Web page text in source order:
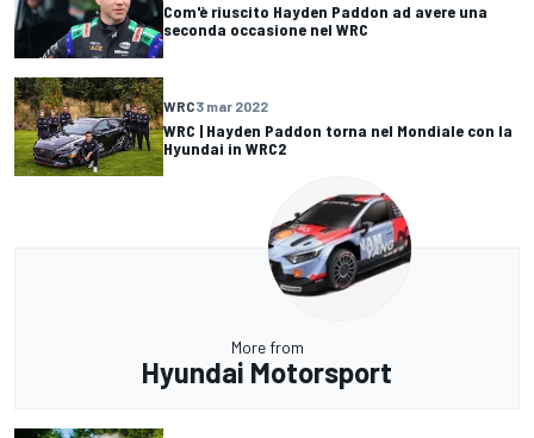
Com'è riuscito Hayden Paddon ad avere una
seconda occasione nel WRC
WRC3 mar 2022
WRC | Hayden Paddon torna nel Mondiale con la
Hyundai in WRC2
More from
Hyundai Motorsport